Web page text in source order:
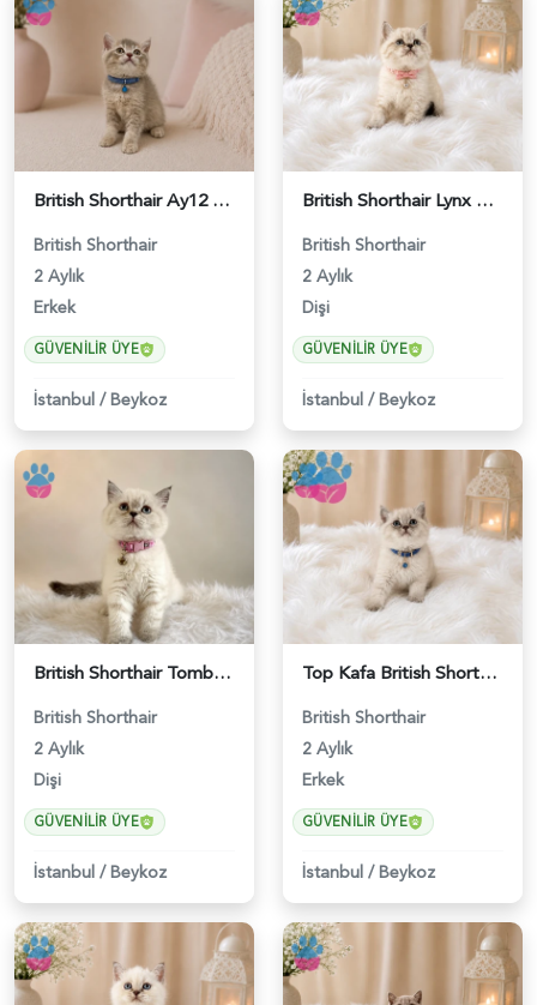
British Shorthair Ay12 Erkek Oyuncu Yavrumuz - 4895
British Shorthair
2 Aylık
Erkek
GÜVENILIR ÜYE
İstanbul /Beykoz
British Shorthair Lynx Point Güzel Kızımız - 4640
British Shorthair
2 Aylık
Dişi
GÜVENILIR ÜYE
İstanbul /Beykoz
British Shorthair Tombul Yanak Prenses Yuva Arıyor - 5152
British Shorthair
2 Aylık
Dişi
GÜVENILIR ÜYE
İstanbul /Beykoz
Top Kafa British Shorthair Blue Point Yakışıklımız - 4641
British Shorthair
2 Aylık
Erkek
GÜVENILIR ÜYE
İstanbul /Beykoz